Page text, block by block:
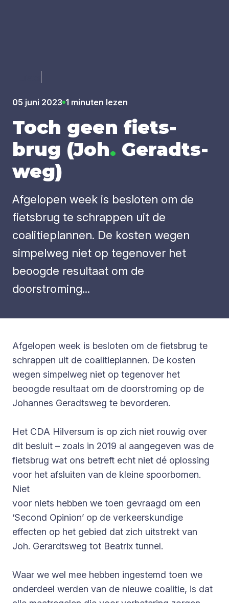
05 juni 2023 1 minuten lezen
Toch geen fiets­
brug (Joh. Geradts­
weg)
Afgelopen week is besloten om de
fietsbrug te schrappen uit de
coalitieplannen. De kosten wegen
simpelweg niet op tegenover het
beoogde resultaat om de
doorstroming...
Afgelopen week is besloten om de fietsbrug te
schrappen uit de coalitieplannen. De kosten
wegen simpelweg niet op tegenover het
beoogde resultaat om de doorstroming op de
Johannes Geradtsweg te bevorderen.
Het CDA Hilversum is op zich niet rouwig over
dit besluit – zoals in 2019 al aangegeven was de
fietsbrug wat ons betreft echt niet dé oplossing
voor het afsluiten van de kleine spoorbomen.
Niet
voor niets hebben we toen gevraagd om een
‘Second Opinion’ op de verkeerskundige
effecten op het gebied dat zich uitstrekt van
Joh. Gerardtsweg tot Beatrix tunnel.
Waar we wel mee hebben ingestemd toen we
onderdeel werden van de nieuwe coalitie, is dat